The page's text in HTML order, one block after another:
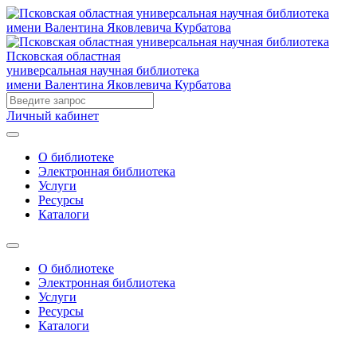
Псковская областная
универсальная научная библиотека
имени Валентина Яковлевича Курбатова
Личный кабинет
О библиотеке
Электронная библиотека
Услуги
Ресурсы
Каталоги
О библиотеке
Электронная библиотека
Услуги
Ресурсы
Каталоги